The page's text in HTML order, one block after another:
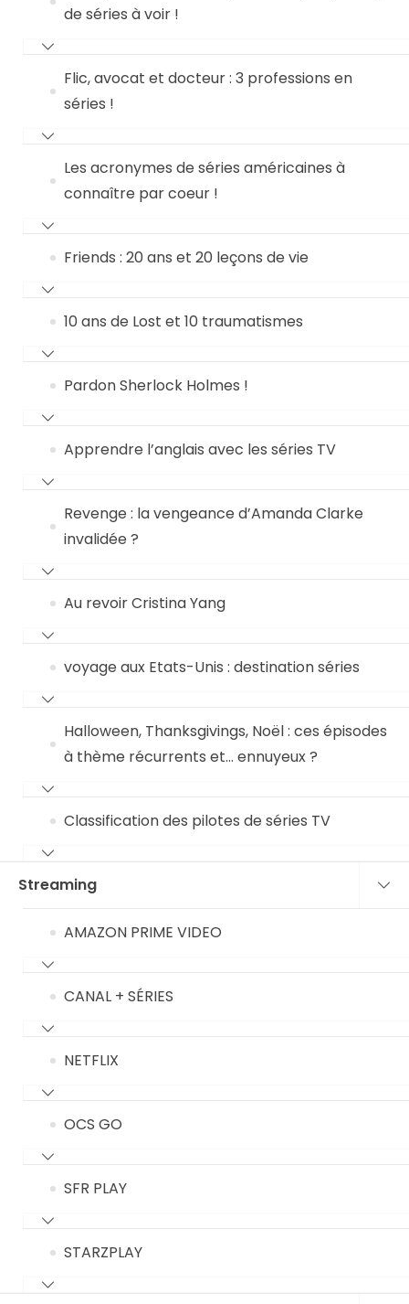
de séries à voir !
Flic, avocat et docteur : 3 professions en
séries !
Les acronymes de séries américaines à
connaître par coeur !
Friends : 20 ans et 20 leçons de vie
10 ans de Lost et 10 traumatismes
Pardon Sherlock Holmes !
Apprendre l’anglais avec les séries TV
Revenge : la vengeance d’Amanda Clarke
invalidée ?
Au revoir Cristina Yang
voyage aux Etats-Unis : destination séries
Halloween, Thanksgivings, Noël : ces épisodes
à thème récurrents et… ennuyeux ?
Classification des pilotes de séries TV
Streaming
AMAZON PRIME VIDEO
CANAL + SÉRIES
NETFLIX
OCS GO
SFR PLAY
STARZPLAY